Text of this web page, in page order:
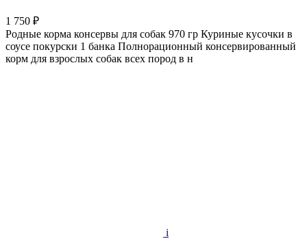
1 750 ₽
Родные корма консервы для собак 970 гр Куриные кусочки в
соусе покурски 1 банка Полнорационный консервированный
корм для взрослых собак всех пород в н
i